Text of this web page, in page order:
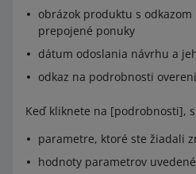
obrázok produktu s odkazom
prepojené ponuky
dátum odoslania návrhu a
odkaz na podrobnosti
Keď kliknete na [podrobnosti],
parametre, ktoré ste žiadali
hodnoty parametrov